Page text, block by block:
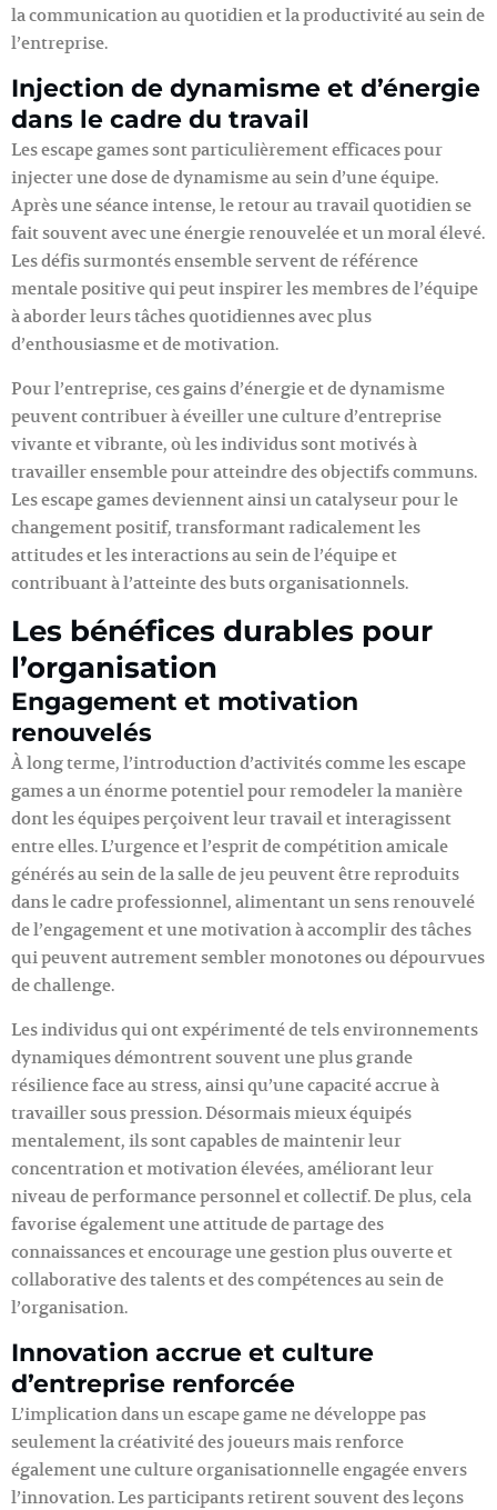
la communication au quotidien et la productivité au sein de
l’entreprise.
Injection de dynamisme et d’énergie
dans le cadre du travail
Les escape games sont particulièrement efficaces pour
injecter une dose de dynamisme au sein d’une équipe.
Après une séance intense, le retour au travail quotidien se
fait souvent avec une énergie renouvelée et un moral élevé.
Les défis surmontés ensemble servent de référence
mentale positive qui peut inspirer les membres de l’équipe
à aborder leurs tâches quotidiennes avec plus
d’enthousiasme et de motivation.
Pour l’entreprise, ces gains d’énergie et de dynamisme
peuvent contribuer à éveiller une culture d’entreprise
vivante et vibrante, où les individus sont motivés à
travailler ensemble pour atteindre des objectifs communs.
Les escape games deviennent ainsi un catalyseur pour le
changement positif, transformant radicalement les
attitudes et les interactions au sein de l’équipe et
contribuant à l’atteinte des buts organisationnels.
Les bénéfices durables pour
l’organisation
Engagement et motivation
renouvelés
À long terme, l’introduction d’activités comme les escape
games a un énorme potentiel pour remodeler la manière
dont les équipes perçoivent leur travail et interagissent
entre elles. L’urgence et l’esprit de compétition amicale
générés au sein de la salle de jeu peuvent être reproduits
dans le cadre professionnel, alimentant un sens renouvelé
de l’engagement et une motivation à accomplir des tâches
qui peuvent autrement sembler monotones ou dépourvues
de challenge.
Les individus qui ont expérimenté de tels environnements
dynamiques démontrent souvent une plus grande
résilience face au stress, ainsi qu’une capacité accrue à
travailler sous pression. Désormais mieux équipés
mentalement, ils sont capables de maintenir leur
concentration et motivation élevées, améliorant leur
niveau de performance personnel et collectif. De plus, cela
favorise également une attitude de partage des
connaissances et encourage une gestion plus ouverte et
collaborative des talents et des compétences au sein de
l’organisation.
Innovation accrue et culture
d’entreprise renforcée
L’implication dans un escape game ne développe pas
seulement la créativité des joueurs mais renforce
également une culture organisationnelle engagée envers
l’innovation. Les participants retirent souvent des leçons